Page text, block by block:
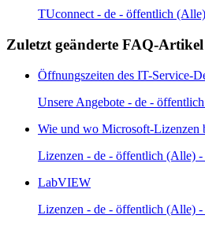
TUconnect - de - öffentlich
Zuletzt geänderte FAQ-Artikel
Öffnungszeiten des IT-Service-
Unsere Angebote - de -
Wie und wo Microsoft-Lizenzen
Lizenzen - de - öffentlich (Alle) -
LabVIEW
Lizenzen - de - öffentlich (Alle) -